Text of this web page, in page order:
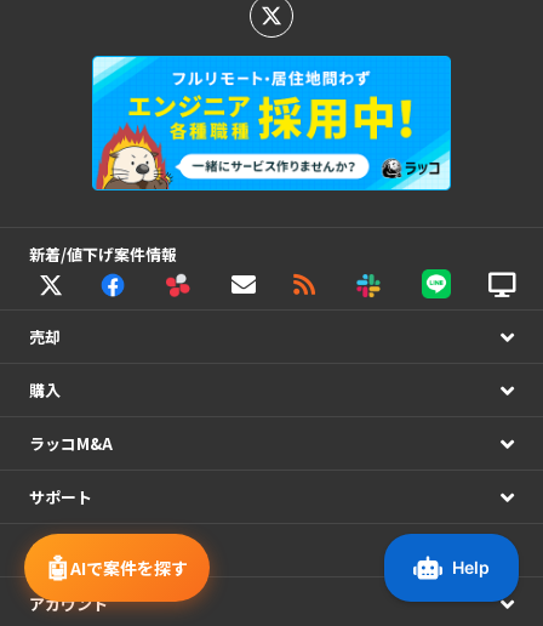
🤖AIで案件を探す
新着/値下げ案件情報
売却
購入
ラッコM&A
サポート
システム連携
アカウント